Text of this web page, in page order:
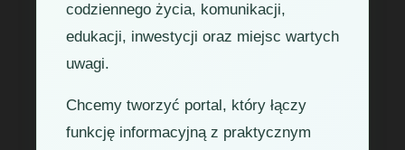
codziennego życia, komunikacji,
edukacji, inwestycji oraz miejsc wartych
uwagi.
Chcemy tworzyć portal, który łączy
funkcję informacyjną z praktycznym